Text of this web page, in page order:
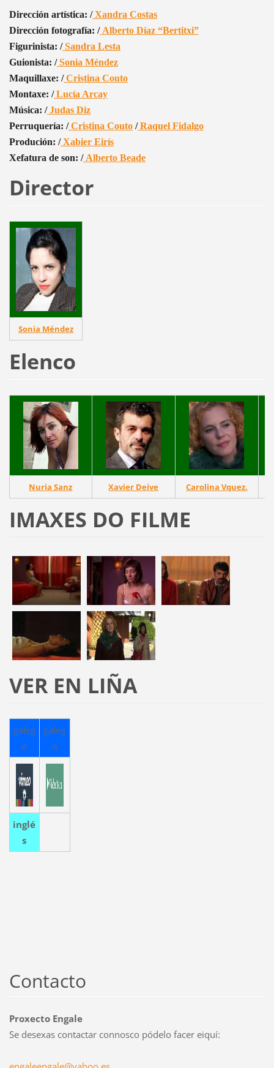
Dirección artística: /Xandra Costas
Dirección fotografía: /Alberto Díaz “Bertitxi”
Figurinista: /Sandra Lesta
Guionista: /Sonia Méndez
Maquillaxe: /Cristina Couto
Montaxe: /Lucía Arcay
Música: /Judas Diz
Perruquería: /Cristina Couto/Raquel Fidalgo
Produción: /Xabier Eirís
Xefatura de son: /Alberto Beade
Director
Sonia Méndez
Elenco
Nuria Sanz Xavier Deive Carolina Vquez.
IMAXES DO FILME
VER EN LIÑA
galeg
o
galeg
o
inglé
s
Contacto
Proxecto Engale
Se desexas contactar connosco pódelo facer eiquí: